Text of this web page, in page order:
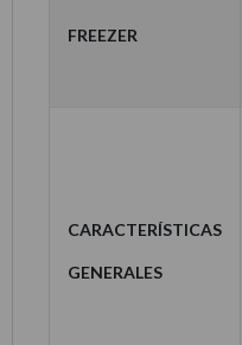
freezer
Características
generales